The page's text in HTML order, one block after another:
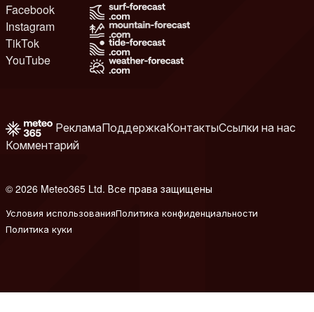
Facebook
Instagram
TikTok
YouTube
РекламаПоддержкаКонтактыСсылки на нас
Комментарий
© 2026 Meteo365 Ltd. Все права защищены
Условия использованияПолитика конфиденциальности
Политика куки